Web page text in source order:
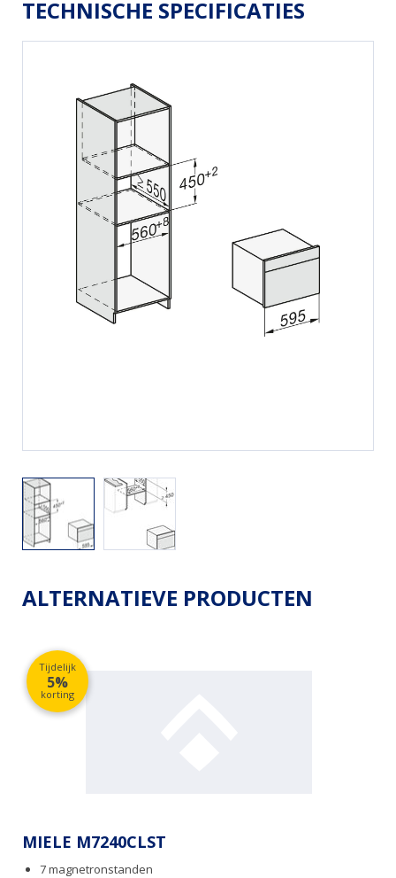
TECHNISCHE SPECIFICATIES
ALTERNATIEVE PRODUCTEN
Tijdelijk
5%
korting
MIELE M7240CLST
7 magnetronstanden